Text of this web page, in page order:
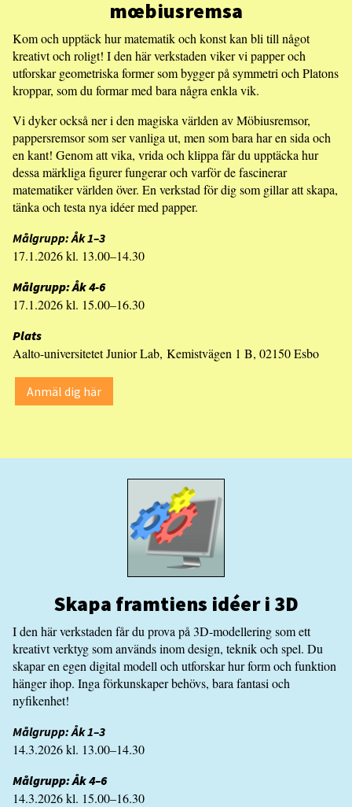
mœbiusremsa
Kom och upptäck hur matematik och konst kan bli till något
kreativt och roligt! I den här verkstaden viker vi papper och
utforskar geometriska former som bygger på symmetri och Platons
kroppar, som du formar med bara några enkla vik.
Vi dyker också ner i den magiska världen av Möbiusremsor,
pappersremsor som ser vanliga ut, men som bara har en sida och
en kant! Genom att vika, vrida och klippa får du upptäcka hur
dessa märkliga figurer fungerar och varför de fascinerar
matematiker världen över. En verkstad för dig som gillar att skapa,
tänka och testa nya idéer med papper.
Målgrupp: Åk 1–3
17.1.2026 kl. 13.00–14.30
Målgrupp: Åk 4-6
17.1.2026 kl. 15.00–16.30
Plats
Aalto-universitetet Junior Lab, Kemistvägen 1 B, 02150 Esbo
Anmäl dig här
Skapa framtiens idéer i 3D
I den här verkstaden får du prova på 3D-modellering som ett
kreativt verktyg som används inom design, teknik och spel. Du
skapar en egen digital modell och utforskar hur form och funktion
hänger ihop. Inga förkunskaper behövs, bara fantasi och
nyfikenhet!
Målgrupp: Åk 1–3
14.3.2026 kl. 13.00–14.30
Målgrupp: Åk 4–6
14.3.2026 kl. 15.00–16.30